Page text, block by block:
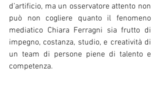
d’artificio, ma un osservatore attento non
può non cogliere quanto il fenomeno
mediatico Chiara Ferragni sia frutto di
impegno, costanza, studio, e creatività di
un team di persone piene di talento e
competenza.